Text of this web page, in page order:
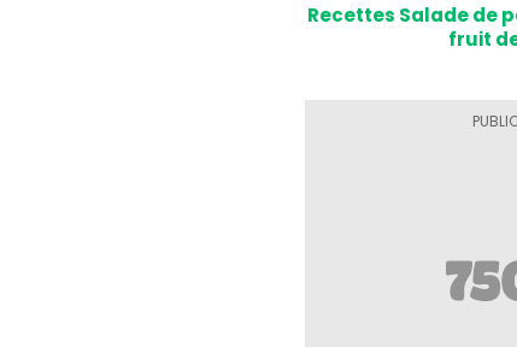
Recettes Salade de
fruit